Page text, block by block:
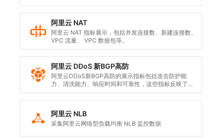
阿里云 NAT
阿里云 NAT 指标展示，包括并发连接数、新建连接数、
VPC 流量、 VPC 数据包等。
阿里云 DDoS 新BGP高防
阿里云DDoS新BGP高防的展示指标包括攻击防护能
力、清洗能力、响应时间和可靠性，这些指标反映了新
BGP高防服务在应对大规模DDoS攻击时的性能表现和
可信度。
阿里云 NLB
采集阿里云网络型负载均衡 NLB 监控数据